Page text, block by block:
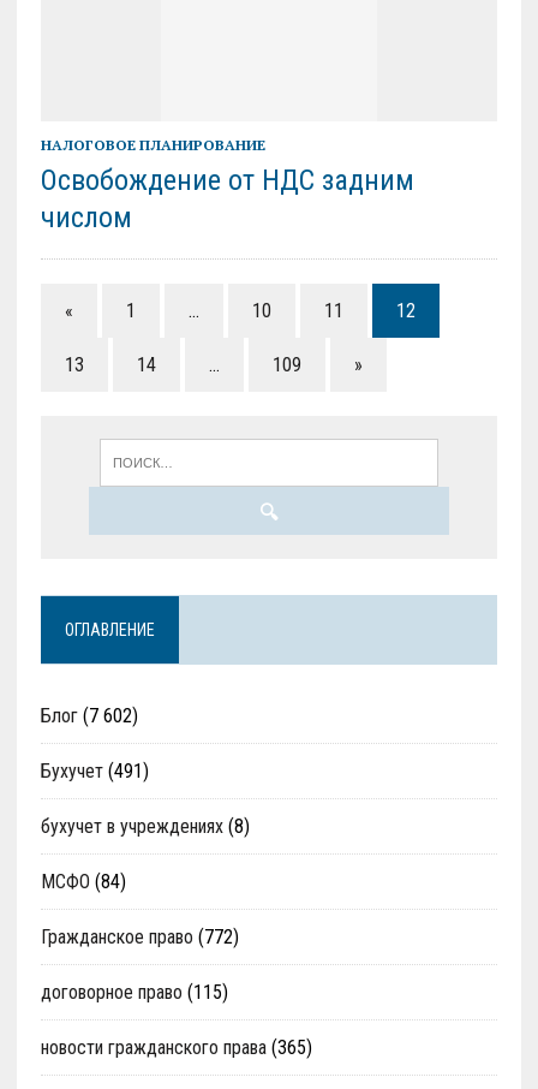
НАЛОГОВОЕ ПЛАНИРОВАНИЕ
Освобождение от НДС задним
числом
« 1 … 10 11 12
13 14 … 109 »
ОГЛАВЛЕНИЕ
Блог(7 602)
Бухучет(491)
бухучет в учреждениях(8)
МСФО (84)
Гражданское право (772)
договорное право (115)
новости гражданского права(365)